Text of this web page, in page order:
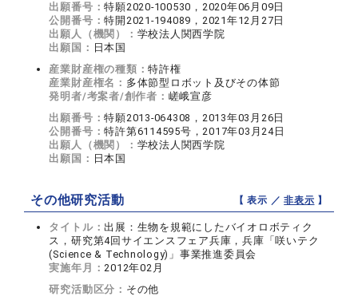
出願番号：特願2020-100530，2020年06月09日
公開番号：特開2021-194089，2021年12月27日
出願人（機関）： 学校法人関西学院
出願国： 日本国
産業財産権の種類：特許権
産業財産権名： 多体節型ロボット及びその体節
発明者/考案者/創作者： 嵯峨宣彦
出願番号：特願2013-064308，2013年03月26日
公開番号：特許第6114595号，2017年03月24日
出願人（機関）： 学校法人関西学院
出願国： 日本国
その他研究活動 【 表示 ／非表示 】
タイトル：出展：生物を規範にしたバイオロボティク
ス，研究第4回サイエンスフェア兵庫，兵庫「咲いテク
(Science & Technology)」事業推進委員会
実施年月：2012年02月
研究活動区分： その他